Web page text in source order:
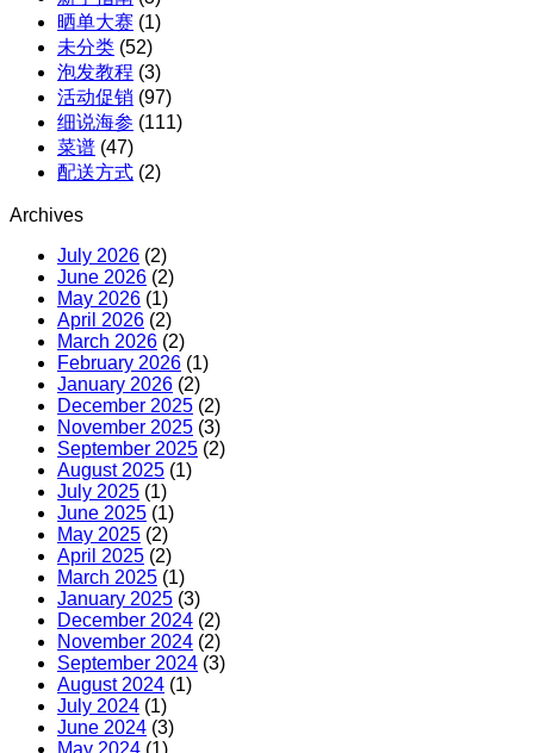
晒单大赛 (1)
未分类 (52)
泡发教程 (3)
活动促销 (97)
细说海参 (111)
菜谱 (47)
配送方式 (2)
Archives
July 2026 (2)
June 2026 (2)
May 2026 (1)
April 2026 (2)
March 2026 (2)
February 2026 (1)
January 2026 (2)
December 2025 (2)
November 2025 (3)
September 2025 (2)
August 2025 (1)
July 2025 (1)
June 2025 (1)
May 2025 (2)
April 2025 (2)
March 2025 (1)
January 2025 (3)
December 2024 (2)
November 2024 (2)
September 2024 (3)
August 2024 (1)
July 2024 (1)
June 2024 (3)